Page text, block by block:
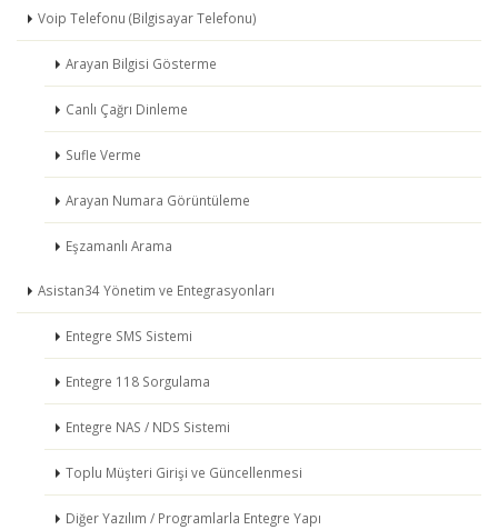
Voip Telefonu (Bilgisayar Telefonu)
Arayan Bilgisi Gösterme
Canlı Çağrı Dinleme
Sufle Verme
Arayan Numara Görüntüleme
Eşzamanlı Arama
Asistan34 Yönetim ve Entegrasyonları
Entegre SMS Sistemi
Entegre 118 Sorgulama
Entegre NAS / NDS Sistemi
Toplu Müşteri Girişi ve Güncellenmesi
Diğer Yazılım / Programlarla Entegre Yapı